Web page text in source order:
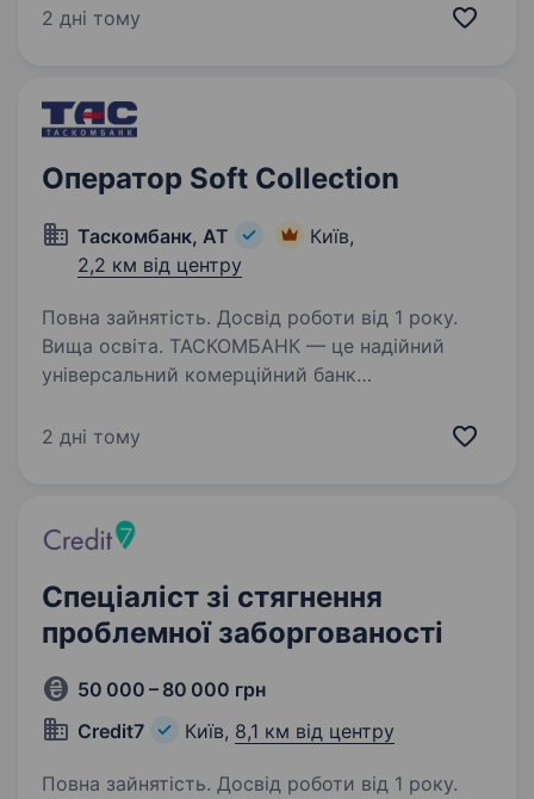
виконавчої служби в місті Києві Київського
України підписано…
2 дні тому
Оператор Soft Collection
Таскомбанк, АТ
Київ,
2,2 км від центру
Повна зайнятість. Досвід роботи від 1 року.
Вища освіта. ТАСКОМБАНК — це надійний
універсальний комерційний банк
35 років успішного бізнесу в Україні. Робота
2 дні тому
Спеціаліст зі стягнення
проблемної заборгованості
50 000 – 80 000 грн
Credit7
Київ, 8,1 км від центру
Повна зайнятість. Досвід роботи від 1 року.